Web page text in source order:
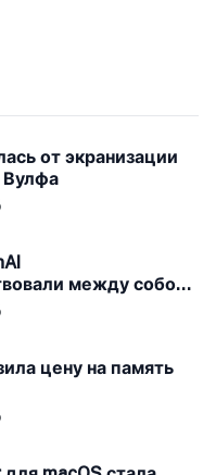
от экранизации
Вулфа
между собой
Face
цену на память